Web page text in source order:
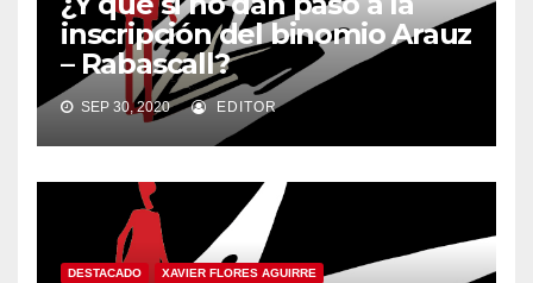
inscripción del binomio Arauz
– Rabascall?
SEP 30, 2020 EDITOR
DESTACADO XAVIER FLORES AGUIRRE